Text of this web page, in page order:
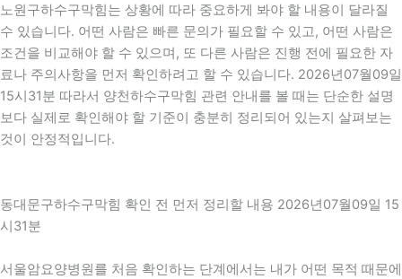
노원구하수구막힘는 상황에 따라 중요하게 봐야 할 내용이 달라질
수 있습니다. 어떤 사람은 빠른 문의가 필요할 수 있고, 어떤 사람은
조건을 비교해야 할 수 있으며, 또 다른 사람은 진행 전에 필요한 자
료나 주의사항을 먼저 확인하려고 할 수 있습니다. 2026년07월09일
15시31분 따라서 양천하수구막힘 관련 안내를 볼 때는 단순한 설명
보다 실제로 확인해야 할 기준이 충분히 정리되어 있는지 살펴보는
것이 안정적입니다.
동대문구하수구막힘 확인 전 먼저 정리할 내용 2026년07월09일 15
시31분
서울암요양병원를 처음 확인하는 단계에서는 내가 어떤 목적 때문에